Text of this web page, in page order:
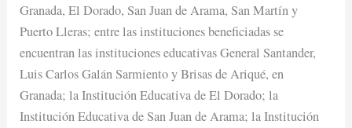
Granada, El Dorado, San Juan de Arama, San Martín y
Puerto Lleras; entre las instituciones beneficiadas se
encuentran las instituciones educativas General Santander,
Luis Carlos Galán Sarmiento y Brisas de Ariqué, en
Granada; la Institución Educativa de El Dorado; la
Institución Educativa de San Juan de Arama; la Institución